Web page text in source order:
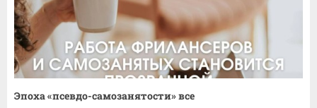
Эпоха «псевдо-самозанятости» все